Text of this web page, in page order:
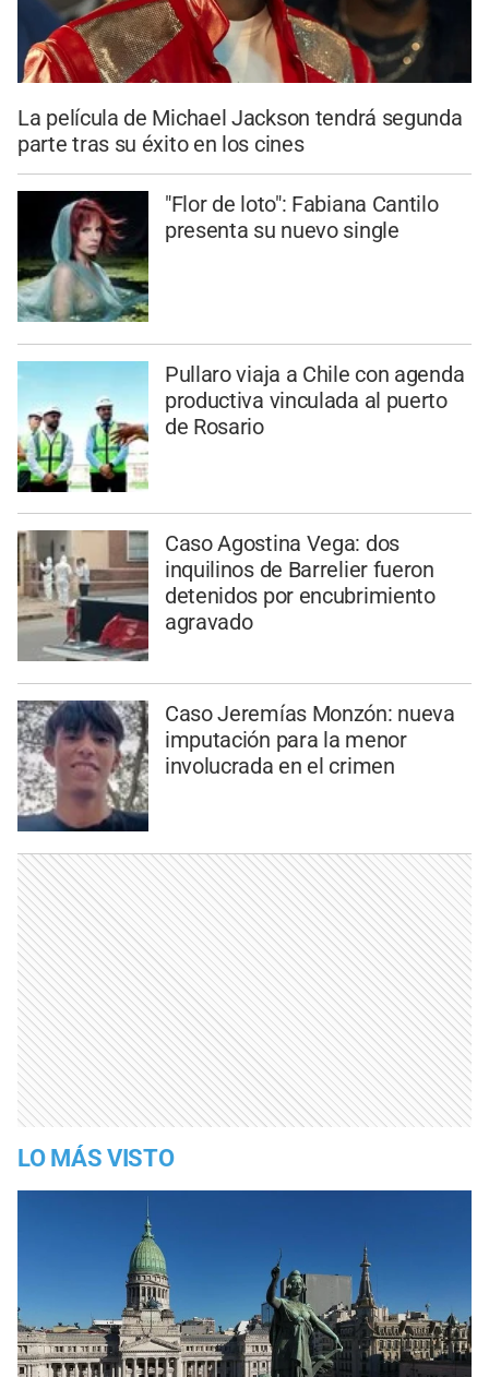
La película de Michael Jackson tendrá segunda
parte tras su éxito en los cines
"Flor de loto": Fabiana Cantilo
presenta su nuevo single
Pullaro viaja a Chile con agenda
productiva vinculada al puerto
de Rosario
Caso Agostina Vega: dos
inquilinos de Barrelier fueron
detenidos por encubrimiento
agravado
Caso Jeremías Monzón: nueva
imputación para la menor
involucrada en el crimen
LO MÁS VISTO